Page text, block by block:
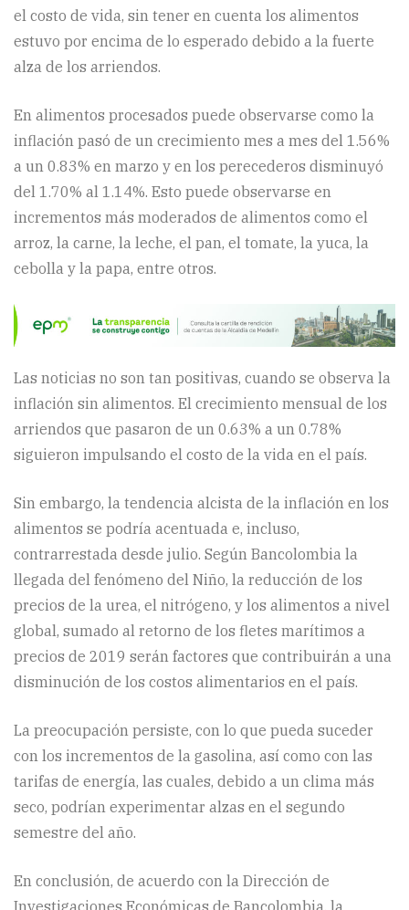
el costo de vida, sin tener en cuenta los alimentos
estuvo por encima de lo esperado debido a la fuerte
alza de los arriendos.
En alimentos procesados puede observarse como la
inflación pasó de un crecimiento mes a mes del 1.56%
a un 0.83% en marzo y en los perecederos disminuyó
del 1.70% al 1.14%. Esto puede observarse en
incrementos más moderados de alimentos como el
arroz, la carne, la leche, el pan, el tomate, la yuca, la
cebolla y la papa, entre otros.
Las noticias no son tan positivas, cuando se observa la
inflación sin alimentos. El crecimiento mensual de los
arriendos que pasaron de un 0.63% a un 0.78%
siguieron impulsando el costo de la vida en el país.
Sin embargo, la tendencia alcista de la inflación en los
alimentos se podría acentuada e, incluso,
contrarrestada desde julio. Según Bancolombia la
llegada del fenómeno del Niño, la reducción de los
precios de la urea, el nitrógeno, y los alimentos a nivel
global, sumado al retorno de los fletes marítimos a
precios de 2019 serán factores que contribuirán a una
disminución de los costos alimentarios en el país.
La preocupación persiste, con lo que pueda suceder
con los incrementos de la gasolina, así como con las
tarifas de energía, las cuales, debido a un clima más
seco, podrían experimentar alzas en el segundo
semestre del año.
En conclusión, de acuerdo con la Dirección de
Investigaciones Económicas de Bancolombia, la